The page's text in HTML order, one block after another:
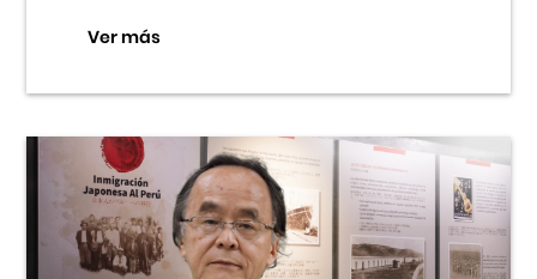
Ver más